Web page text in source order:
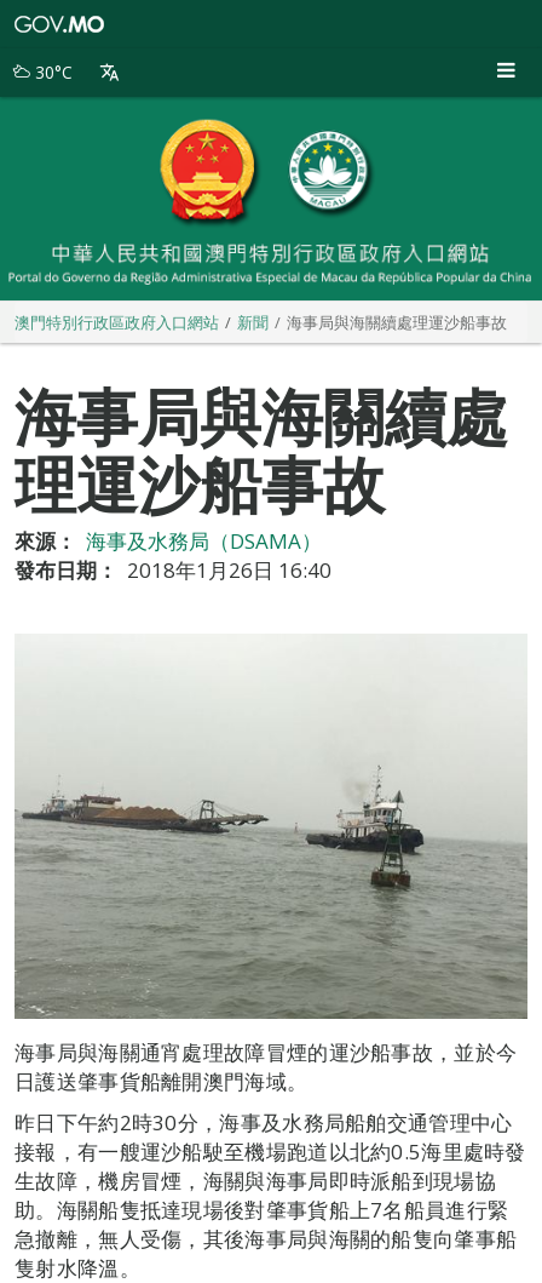
別
30°C
澳門特別行政區政府入口網站 新聞 海事局與海關續處理運沙船事故
海事局與海關續處
理運沙船事故
來源：
海事及水務局（DSAMA）
發布日期：
2018年1月26日 16:40
海事局與海關通宵處理故障冒煙的運沙船事故，並於今
日護送肇事貨船離開澳門海域。
昨日下午約2時30分，海事及水務局船舶交通管理中心
接報，有一艘運沙船駛至機場跑道以北約0.5海里處時發
生故障，機房冒煙，海關與海事局即時派船到現場協
助。海關船隻抵達現場後對肇事貨船上7名船員進行緊
急撤離，無人受傷，其後海事局與海關的船隻向肇事船
隻射水降溫。